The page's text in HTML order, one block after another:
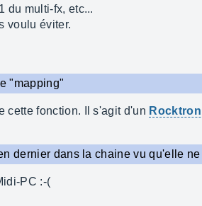
du multi-fx, etc...
voulu éviter.
"mapping"
cette fonction. Il s'agit d'un
dernier dans la chaine vu qu'elle
PC :-(